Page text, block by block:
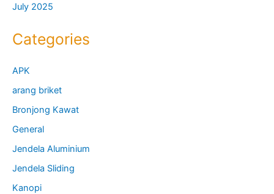
July 2025
Categories
APK
arang briket
Bronjong Kawat
General
Jendela Aluminium
Jendela Sliding
Kanopi